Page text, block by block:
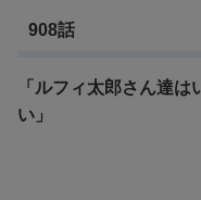
908話
「ルフィ太郎さん達
い」